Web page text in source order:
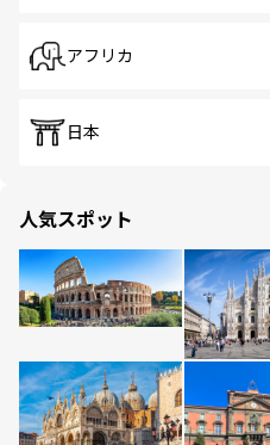
アフリカ
日本
人気スポット